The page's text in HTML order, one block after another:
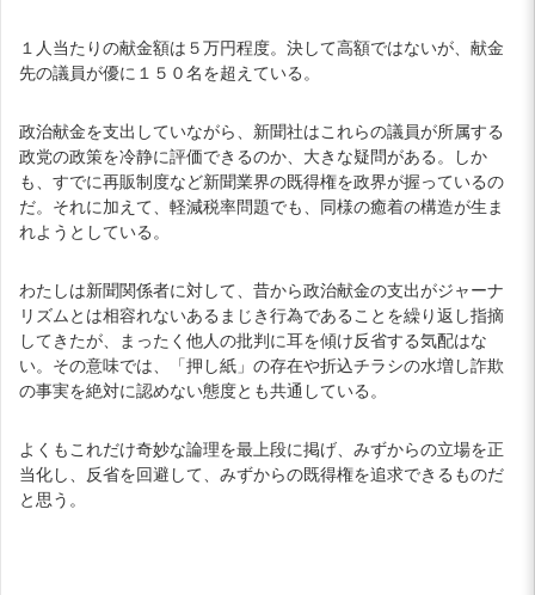
１人当たりの献金額は５万円程度。決して高額ではないが、献金
先の議員が優に１５０名を超えている。
政治献金を支出していながら、新聞社はこれらの議員が所属する
政党の政策を冷静に評価できるのか、大きな疑問がある。しか
も、すでに再販制度など新聞業界の既得権を政界が握っているの
だ。それに加えて、軽減税率問題でも、同様の癒着の構造が生ま
れようとしている。
わたしは新聞関係者に対して、昔から政治献金の支出がジャーナ
リズムとは相容れないあるまじき行為であることを繰り返し指摘
してきたが、まったく他人の批判に耳を傾け反省する気配はな
い。その意味では、「押し紙」の存在や折込チラシの水増し詐欺
の事実を絶対に認めない態度とも共通している。
よくもこれだけ奇妙な論理を最上段に掲げ、みずからの立場を正
当化し、反省を回避して、みずからの既得権を追求できるものだ
と思う。